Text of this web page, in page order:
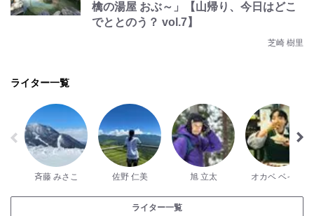
檎の湯屋 おぶ～」【山帰り、今日はどこ
でととのう？ vol.7】
芝崎 樹里
ライター一覧
斉藤 みさこ 佐野 仁美 旭 立太 オカベ ベイコ
ライター一覧